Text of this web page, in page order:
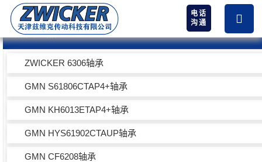
电话
沟通
热卖产品
ZWICKER 6306轴承
GMN S61806CTAP4+轴承
GMN KH6013ETAP4+轴承
GMN HYS61902CTAUP轴承
GMN CF6208轴承